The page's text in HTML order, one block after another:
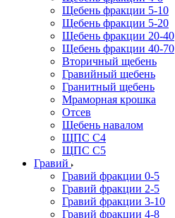
Щебень фракции 5-10
Щебень фракции 5-20
Щебень фракции 20-40
Щебень фракции 40-70
Вторичный щебень
Гравийный щебень
Гранитный щебень
Мраморная крошка
Отсев
Щебень навалом
ЩПС С4
ЩПС С5
Гравий
Гравий фракции 0-5
Гравий фракции 2-5
Гравий фракции 3-10
Гравий фракции 4-8